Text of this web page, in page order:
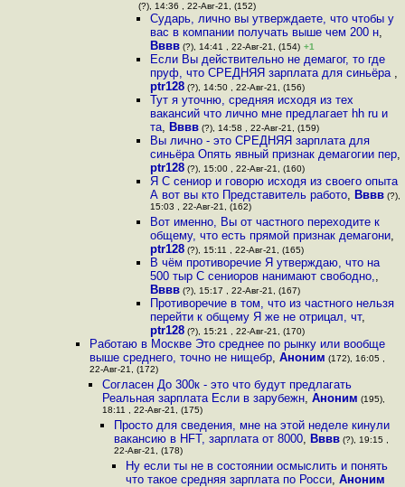
(?), 14:36 , 22-Авг-21, (152)
Сударь, лично вы утверждаете, что чтобы у
вас в компании получать выше чем 200 н,
Вввв(?), 14:41 , 22-Авг-21, (154) +1
Если Вы действительно не демагог, то где
пруф, что СРЕДНЯЯ зарплата для синьёра ,
ptr128(?), 14:50 , 22-Авг-21, (156)
Тут я уточню, средняя исходя из тех
вакансий что лично мне предлагает hh ru и
та, Вввв(?), 14:58 , 22-Авг-21, (159)
Вы лично - это СРЕДНЯЯ зарплата для
синьёра Опять явный признак демагогии пер,
ptr128(?), 15:00 , 22-Авг-21, (160)
Я C сениор и говорю исходя из своего опыта
А вот вы кто Представитель работо, Вввв(?),
15:03 , 22-Авг-21, (162)
Вот именно, Вы от частного переходите к
общему, что есть прямой признак демагони,
ptr128(?), 15:11 , 22-Авг-21, (165)
В чём противоречие Я утверждаю, что на
500 тыр C сениоров нанимают свободно,,
Вввв(?), 15:17 , 22-Авг-21, (167)
Противоречие в том, что из частного нельзя
перейти к общему Я же не отрицал, чт,
ptr128(?), 15:21 , 22-Авг-21, (170)
Работаю в Москве Это среднее по рынку или вообще
выше среднего, точно не нищебр,Аноним (172), 16:05 ,
22-Авг-21, (172)
Согласен До 300к - это что будут предлагать
Реальная зарплата Если в зарубежн, Аноним (195),
18:11 , 22-Авг-21, (175)
Просто для сведения, мне на этой неделе кинули
вакансию в HFT, зарплата от 8000, Вввв(?), 19:15 ,
22-Авг-21, (178)
Ну если ты не в состоянии осмыслить и понять
что такое средняя зарплата по Росси,Аноним